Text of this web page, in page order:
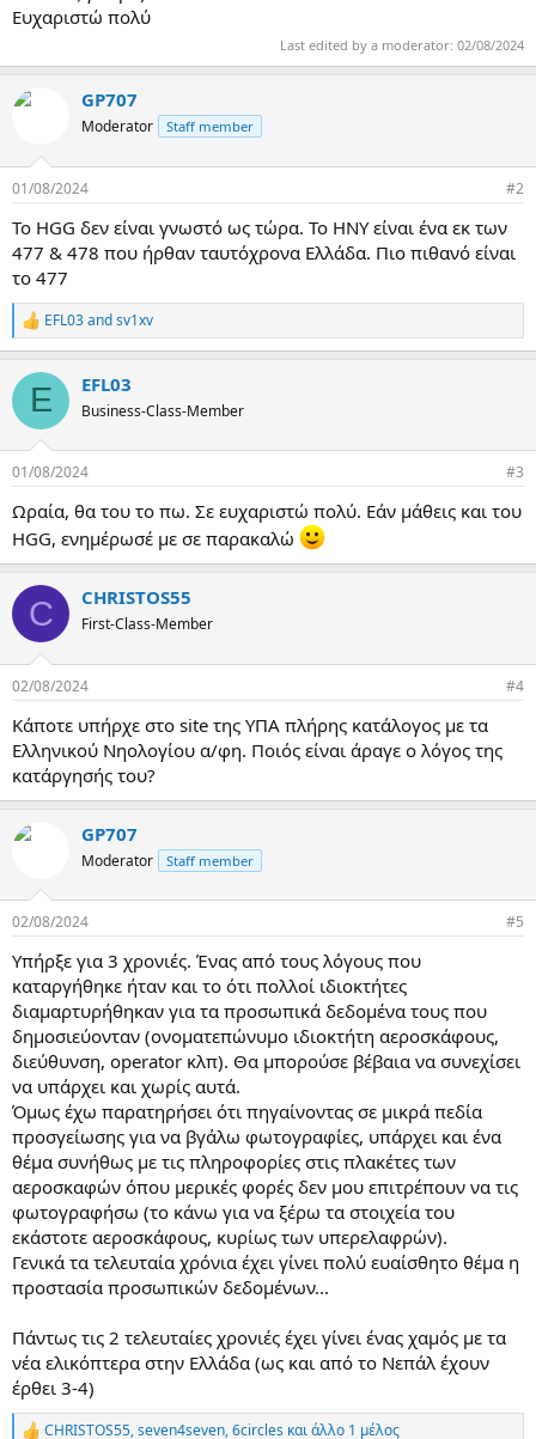
υ
γ
ί
α
ς
Ευχαριστώ πολύ
Last edited by a moderator: 02/08/2024
GP707
Moderator Staff member
01/08/2024 #2
To HGG δεν είναι γνωστό ως τώρα. Το ΗΝΥ είναι ένα εκ των
477 & 478 που ήρθαν ταυτόχρονα Ελλάδα. Πιο πιθανό είναι
το 477
R
e
c
i
s
EFL03andsv1xv
E EFL03
Business-Class-Member
01/08/2024 #3
Ωραία, θα του το πω. Σε ευχαριστώ πολύ. Εάν μάθεις και του
HGG, ενημέρωσέ με σε παρακαλώ
C CHRISTOS55
First-Class-Member
02/08/2024 #4
Κάποτε υπήρχε στο site της ΥΠΑ πλήρης κατάλογος με τα
Ελληνικού Νηολογίου α/φη. Ποιός είναι άραγε ο λόγος της
κατάργησής του?
GP707
Moderator Staff member
02/08/2024 #5
Υπήρξε για 3 χρονιές. Ένας από τους λόγους που
καταργήθηκε ήταν και το ότι πολλοί ιδιοκτήτες
διαμαρτυρήθηκαν για τα προσωπικά δεδομένα τους που
δημοσιεύονταν (ονοματεπώνυμο ιδιοκτήτη αεροσκάφους,
διεύθυνση, operator κλπ). Θα μπορούσε βέβαια να συνεχίσει
να υπάρχει και χωρίς αυτά.
Όμως έχω παρατηρήσει ότι πηγαίνοντας σε μικρά πεδία
προσγείωσης για να βγάλω φωτογραφίες, υπάρχει και ένα
θέμα συνήθως με τις πληροφορίες στις πλακέτες των
αεροσκαφών όπου μερικές φορές δεν μου επιτρέπουν να τις
φωτογραφήσω (το κάνω για να ξέρω τα στοιχεία του
εκάστοτε αεροσκάφους, κυρίως των υπερελαφρών).
Γενικά τα τελευταία χρόνια έχει γίνει πολύ ευαίσθητο θέμα η
προστασία προσωπικών δεδομένων...
Πάντως τις 2 τελευταίες χρονιές έχει γίνει ένας χαμός με τα
νέα ελικόπτερα στην Ελλάδα (ως και από το Νεπάλ έχουν
έρθει 3-4)
CHRISTOS55,seven4seven,6circles και άλλο 1 μέλος